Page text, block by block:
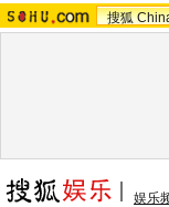
搜狐
娱乐